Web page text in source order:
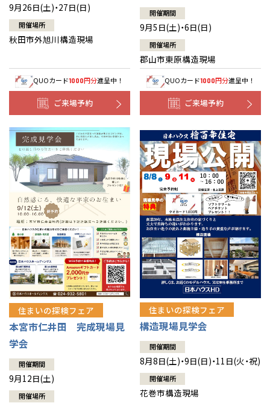
9月26日(土)・27日(日)
開催場所
秋田市外旭川構造現場
QUOカード1000円分進呈中！
ご来場予約
開催期間
9月5日(土)・6日(日)
開催場所
郡山市東原構造現場
QUOカード1000円分進呈中！
ご来場予約
住まいの探検フェア
本宮市仁井田 完成現場見
学会
開催期間
9月12日(土)
開催場所
住まいの探検フェア
構造現場見学会
開催期間
8月8日(土)・9日(日)・11日(火・祝)
開催場所
花巻市構造現場